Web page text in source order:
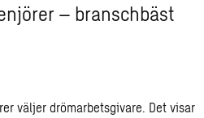
– branschbäst
väljer drömarbetsgivare. Det visar